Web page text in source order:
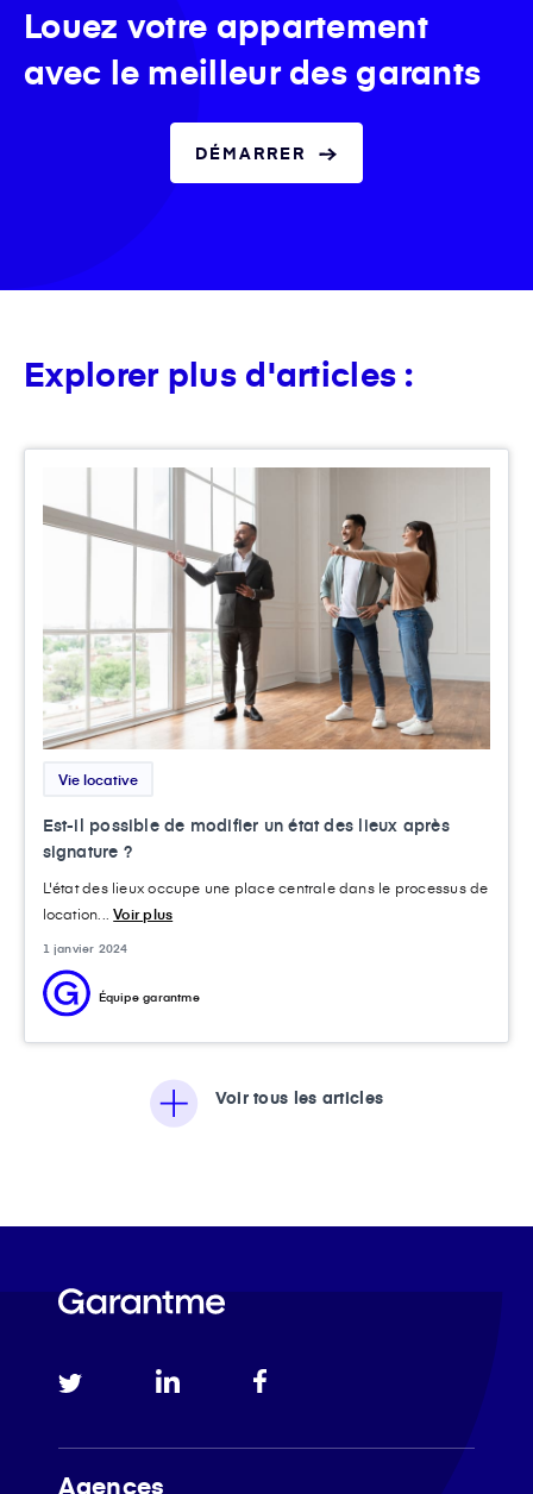
Louez votre appartement
avec le meilleur des garants
DÉMARRER
Explorer plus d'articles :
Vie locative
Est-il possible de modifier un état des lieux après
signature ?
L'état des lieux occupe une place centrale dans le processus de
location...Voir plus
1 janvier 2024
Équipe garantme
Voir tous les articles
Agences